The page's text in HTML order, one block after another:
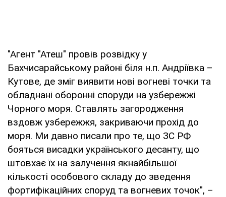
"Агент "Атеш" провів розвідку у
Бахчисарайському районі біля н.п. Андріївка –
Кутове, де зміг виявити нові вогневі точки та
обладнані оборонні споруди на узбережжі
Чорного моря. Ставлять загородження
вздовж узбережжя, закриваючи прохід до
моря. Ми давно писали про те, що ЗС РФ
бояться висадки українського десанту, що
штовхає їх на залучення якнайбільшої
кількості особового складу до зведення
фортифікаційних споруд та вогневих точок", –